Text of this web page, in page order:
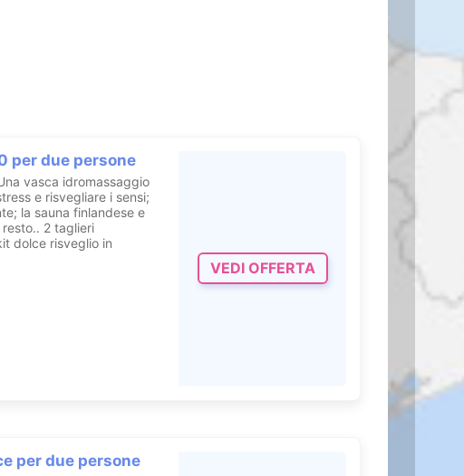
per due persone
vasca idromassaggio
e risvegliare i sensi;
la sauna finlandese e
2 taglieri
dolce risveglio in
VEDI OFFERTA
per due persone